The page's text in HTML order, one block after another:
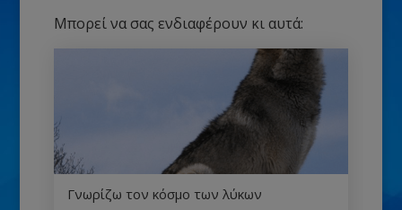
Μπορεί να σας ενδιαφέρουν κι αυτά:
Γνωρίζω τον κόσμο των λύκων